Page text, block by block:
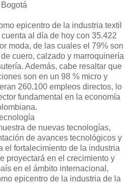
Bogotá
epicentro de la industria textil
al día de hoy con 35.422
moda, de las cuales el 79% son
cuero, calzado y marroquinería
Además, cabe resaltar que
son en un 98 % micro y
260.100 empleos directos, lo
fundamental en la economía
de nuevas tecnologías,
de avances tecnológicos y
el fortalecimiento de la industria
proyectará en el crecimiento y
en el ámbito internacional,
epicentro de la industria de la